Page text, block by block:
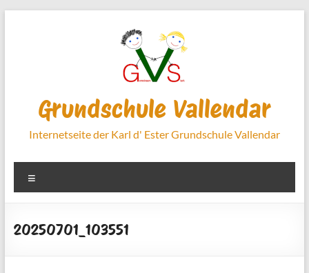
Grundschule Vallendar
Internetseite der Karl d' Ester Grundschule Vallendar
20250701_103551